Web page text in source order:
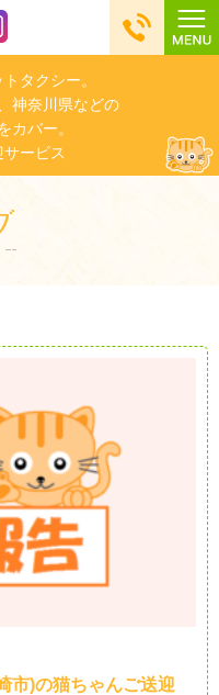
タクシー。
神奈川県などの
カバー。
ービス
市)の猫ちゃんご送迎